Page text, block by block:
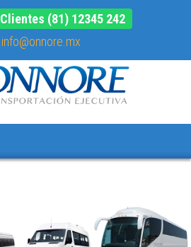
(81) 12345 242
info@onnore.mx